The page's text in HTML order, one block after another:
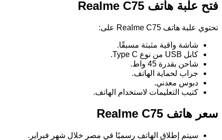
فتح علبة هاتف Realme C75
تحتوي علبة هاتف Realme C75 على:
شاشة واقية مثبتة مسبقًا.
كابل USB من نوع Type C.
شاحن بقدرة 45 واط.
جراب لحماية الهاتف.
دبوس معدني.
كتيب التعليمات لاستخدام الهاتف.
سعر هاتف Realme C75
سيتم إطلاق الهاتف رسميًا في مصر خلال شهر فبراير.